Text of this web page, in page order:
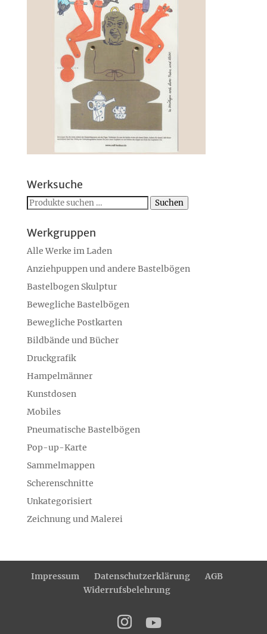
Werksuche
Suchen
Suchen
Werkgruppen
Alle Werke im Laden
Anziehpuppen und andere Bastelbögen
Bastelbogen Skulptur
Bewegliche Bastelbögen
Bewegliche Postkarten
Bildbände und Bücher
Druckgrafik
Hampelmänner
Kunstdosen
Mobiles
Pneumatische Bastelbögen
Pop-up-Karte
Sammelmappen
Scherenschnitte
Unkategorisiert
Zeichnung und Malerei
Impressum Datenschutzerklärung
AGB
Widerrufsbelehrung